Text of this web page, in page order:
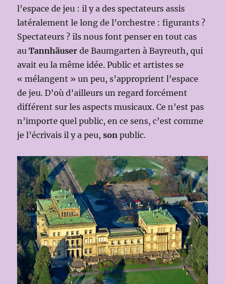
l’espace de jeu : il y a des spectateurs assis
latéralement le long de l’orchestre : figurants ?
Spectateurs ? ils nous font penser en tout cas
auTannhäuser de Baumgarten à Bayreuth, qui
avait eu la même idée. Public et artistes se
« mélangent » un peu, s’approprient l’espace
de jeu. D’où d’ailleurs un regard forcément
différent sur les aspects musicaux. Ce n’est pas
n’importe quel public, en ce sens, c’est comme
je l’écrivais il y a peu,son public.